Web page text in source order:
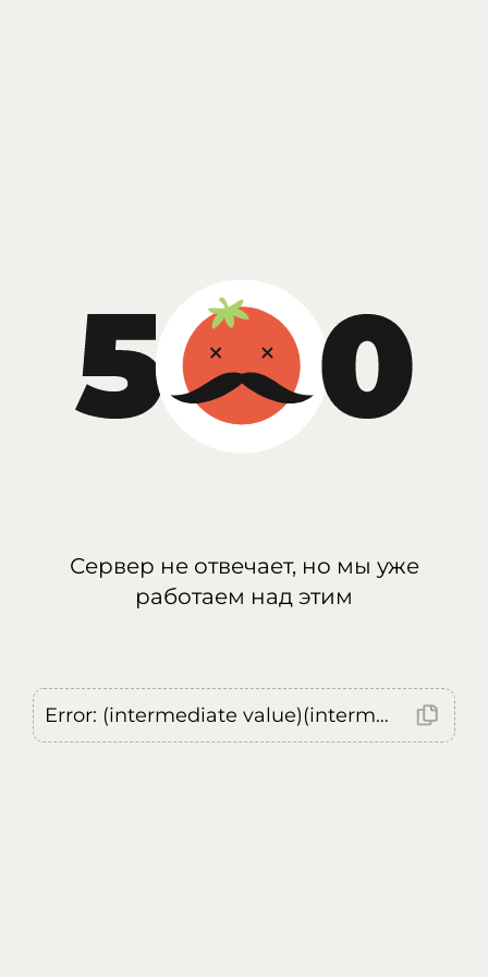
Сервер не отвечает, но мы уже
работаем над этим
Error: (intermediate value)(intermediate value)(intermediate value).replaceAll is not a function